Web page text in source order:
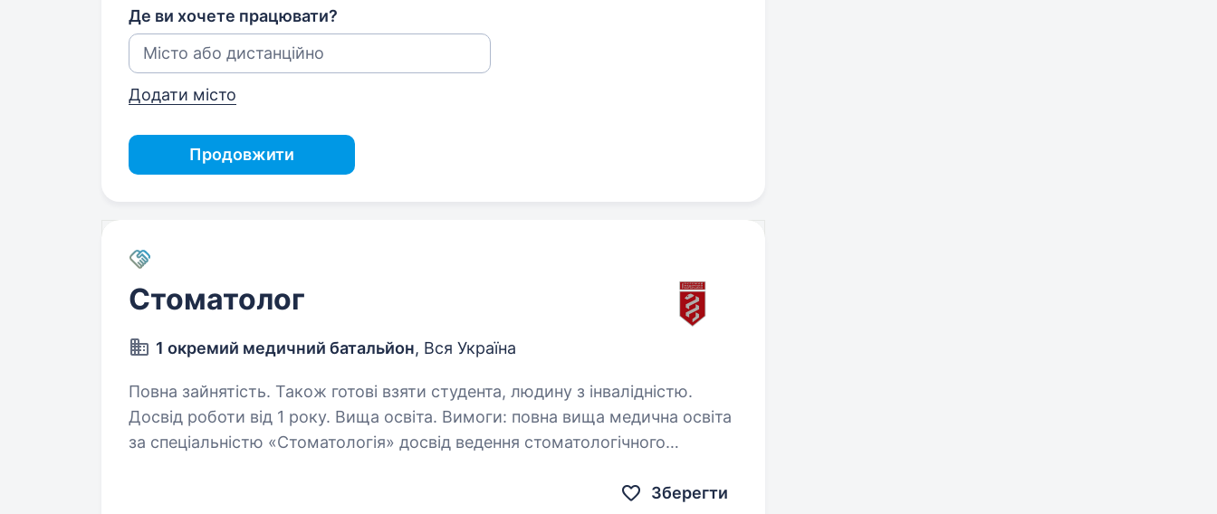
Де ви хочете працювати?
Додати місто
Продовжити
Стоматолог
1 окремий медичний батальйон, Вся Україна
Повна зайнятість. Також готові взяти студента, людину з інвалідністю.
Досвід роботи від 1 року. Вища освіта. Вимоги: повна вища медична освіта
за спеціальністю «Стоматологія» досвід ведення стоматологічного
Зберегти